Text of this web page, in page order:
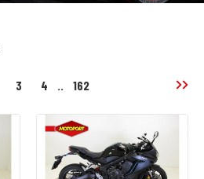
3 4 .. 162